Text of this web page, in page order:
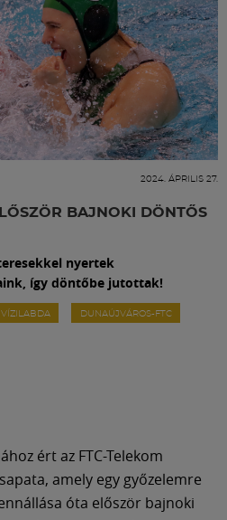
2024. ÁPRILIS 27.
BAJNOKI DÖNTŐS
nyertek
így döntőbe jutottak!
VÍZILABDA DUNAÚJVÁROS-FTC
ért az FTC-Telekom
amely egy győzelemre
óta először bajnoki